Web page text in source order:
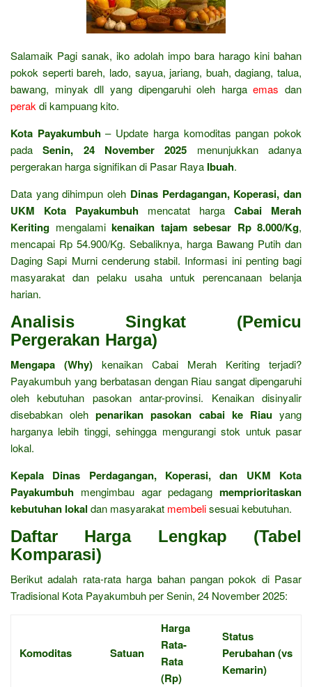
Salamaik Pagi sanak, iko adolah impo bara harago kini bahan
pokok seperti bareh, lado, sayua, jariang, buah, dagiang, talua,
bawang, minyak dll yang dipengaruhi oleh hargaemas dan
perak di kampuang kito.
Kota Payakumbuh– Update harga komoditas pangan pokok
padaSenin, 24 November 2025 menunjukkan adanya
pergerakan harga signifikan di Pasar Raya Ibuah.
Data yang dihimpun oleh Dinas Perdagangan, Koperasi, dan
UKM Kota Payakumbuh mencatat harga Cabai Merah
Keriting mengalami kenaikan tajam sebesar Rp 8.000/Kg,
mencapai Rp 54.900/Kg. Sebaliknya, harga Bawang Putih dan
Daging Sapi Murni cenderung stabil. Informasi ini penting bagi
masyarakat dan pelaku usaha untuk perencanaan belanja
harian.
Analisis Singkat (Pemicu
Pergerakan Harga)
Mengapa (Why) kenaikan Cabai Merah Keriting terjadi?
Payakumbuh yang berbatasan dengan Riau sangat dipengaruhi
oleh kebutuhan pasokan antar-provinsi. Kenaikan disinyalir
disebabkan olehpenarikan pasokan cabai ke Riauyang
harganya lebih tinggi, sehingga mengurangi stok untuk pasar
lokal.
Kepala Dinas Perdagangan, Koperasi, dan UKM Kota
Payakumbuh mengimbau agar pedagang memprioritaskan
kebutuhan lokal dan masyarakat membelisesuai kebutuhan.
Daftar Harga Lengkap (Tabel
Komparasi)
Berikut adalah rata-rata harga bahan pangan pokok di Pasar
Tradisional Kota Payakumbuh per Senin, 24 November 2025:
Komoditas Satuan
Harga
Rata-
Rata
(Rp)
Status
Perubahan (vs
Kemarin)